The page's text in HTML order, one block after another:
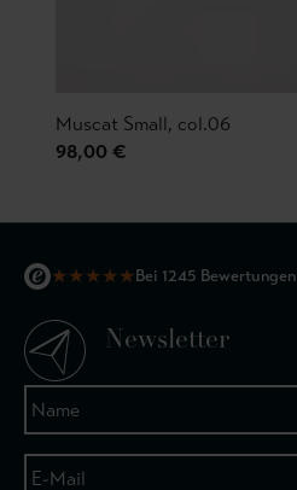
Muscat Small, col.06
98,00 €
★★★★★Bei 1245 Bewertungen
Newsletter